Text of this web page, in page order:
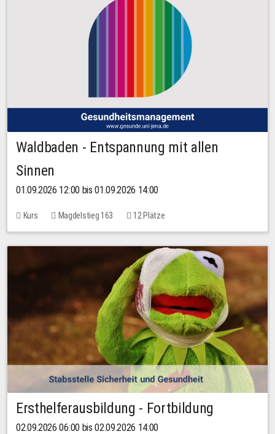
Waldbaden - Entspannung mit allen
Sinnen
01.09.2026 12:00 bis 01.09.2026 14:00
Kurs Magdelstieg 163 12 Plätze
Ersthelferausbildung - Fortbildung
02.09.2026 06:00 bis 02.09.2026 14:00